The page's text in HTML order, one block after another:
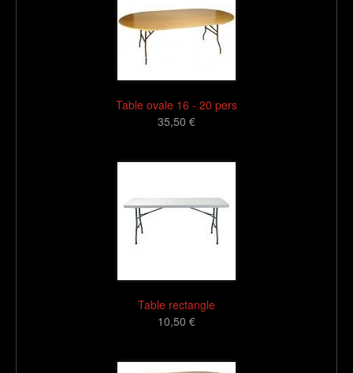
Table ovale 16 - 20 pers
35,50 €
Table rectangle
10,50 €